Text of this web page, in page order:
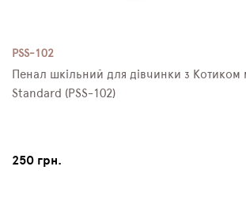
PSS-102
Пенал шкільний для дівчинки з Котиком
Standard (PSS-102)
250 грн.